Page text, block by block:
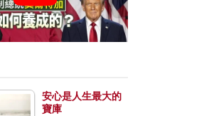
安心是人生最大的
寶庫